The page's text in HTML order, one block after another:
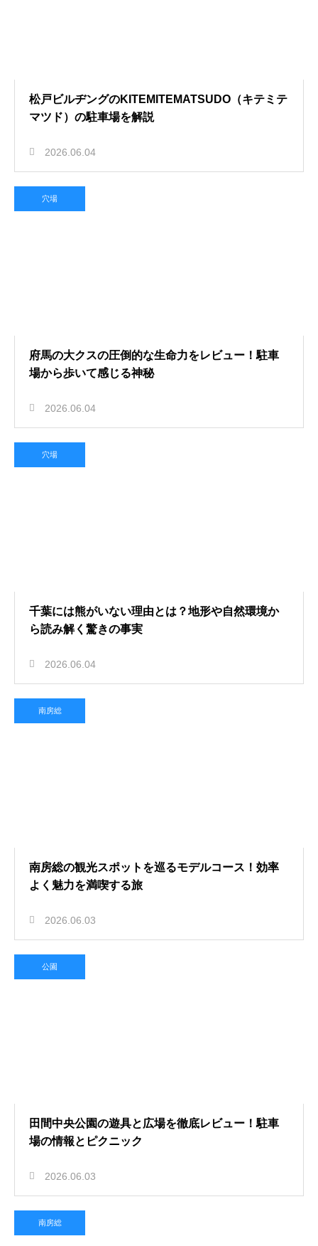
松戸ビルヂングのKITEMITEMATSUDO（キテミテ
マツド）の駐車場を解説
2026.06.04
穴場
府馬の大クスの圧倒的な生命力をレビュー！駐車
場から歩いて感じる神秘
2026.06.04
穴場
千葉には熊がいない理由とは？地形や自然環境か
ら読み解く驚きの事実
2026.06.04
南房総
南房総の観光スポットを巡るモデルコース！効率
よく魅力を満喫する旅
2026.06.03
公園
田間中央公園の遊具と広場を徹底レビュー！駐車
場の情報とピクニック
2026.06.03
南房総